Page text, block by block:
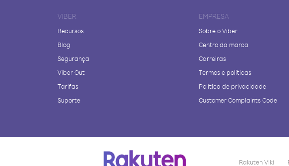
VIBER
Recursos
Blog
Segurança
Viber Out
Tarifas
Suporte
EMPRESA
Sobre o Viber
Centro da marca
Carreiras
Termos e políticas
Política de privacidade
Customer Complaints Code
Rakuten Viki